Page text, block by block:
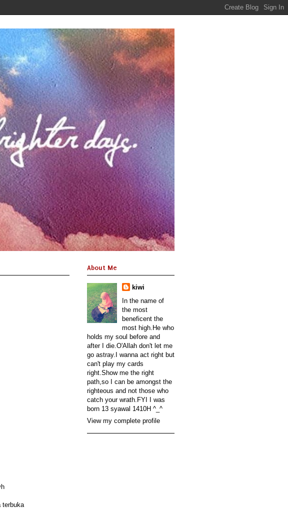
terbuka
About Me
kiwi
In the name of
the most
beneficent the
most high.He who
holds my soul before and
after I die.O'Allah don't let me
go astray.I wanna act right but
can't play my cards
right.Show me the right
path,so I can be amongst the
righteous and not those who
catch your wrath.FYI I was
born 13 syawal 1410H ^_^
View my complete profile